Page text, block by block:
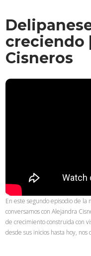
creciendo
Cisneros
En este segundo episodio de
conversamos con Alejandra
de crecimiento construida con
desde sus inicios hasta hoy,